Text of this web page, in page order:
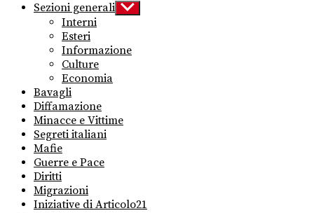
Sezioni generali Show
sub
Interni
Esteri
Informazione
Culture
Economia
Bavagli
Diffamazione
Minacce e Vittime
Segreti italiani
Mafie
Guerre e Pace
Diritti
Migrazioni
Iniziative di Articolo21